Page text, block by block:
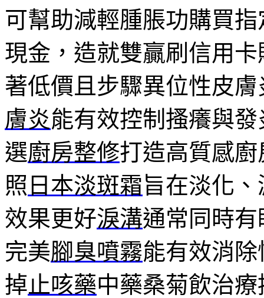
可幫助減輕腫脹功購買指
現金，造就雙贏刷信用
著低價且步驟異位性皮
膚炎能有效控制搔癢與
選廚房整修打造高質感
照 日本淡斑霜旨在淡化
效果更好淚溝通常同時
完美腳臭噴霧能有效消
掉止咳藥中藥桑菊飲治